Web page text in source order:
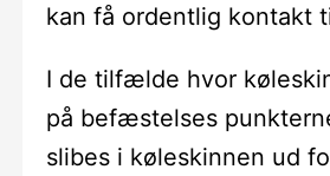
kan få ordentlig kontakt
I de tilfælde hvor
på befæstelses
slibes i køleskinnen ud